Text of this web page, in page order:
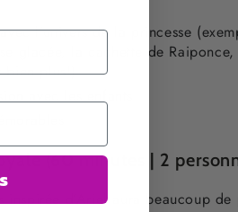
l’univers de la princesse
glacée, la cachette de
bien plus!)
(60 minutes | 2
inspirée d’Ariel aura beaucoup